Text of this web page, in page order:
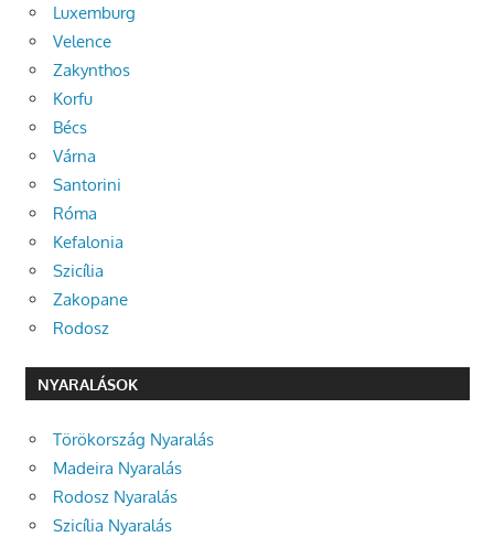
Luxemburg
Velence
Zakynthos
Korfu
Bécs
Várna
Santorini
Róma
Kefalonia
Szicília
Zakopane
Rodosz
NYARALÁSOK
Törökország Nyaralás
Madeira Nyaralás
Rodosz Nyaralás
Szicília Nyaralás